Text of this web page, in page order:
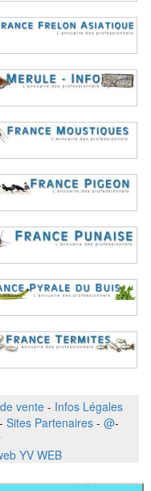
vente - Infos Légales
- Sites Partenaires - @-
YV WEB